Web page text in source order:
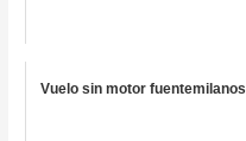
Vuelo sin motor fuentemilanos